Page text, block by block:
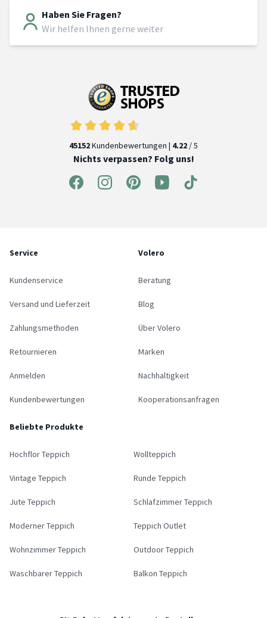
Haben Sie Fragen?
Wir helfen Ihnen gerne weiter
45152Kundenbewertungen | 4.22 / 5
Nichts verpassen? Folg uns!
Service
Kundenservice
Versand und Lieferzeit
Zahlungsmethoden
Retournieren
Anmelden
Kundenbewertungen
Volero
Beratung
Blog
Über Volero
Marken
Nachhaltigkeit
Kooperationsanfragen
Beliebte Produkte
Hochflor Teppich Wollteppich
Vintage Teppich Runde Teppich
Jute Teppich Schlafzimmer Teppich
Moderner Teppich Teppich Outlet
Wohnzimmer Teppich Outdoor Teppich
Waschbarer Teppich Balkon Teppich